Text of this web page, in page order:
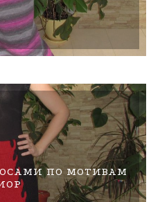
ПО МОТИВАМ